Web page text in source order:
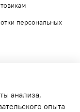
персональных
анализа,
опыта